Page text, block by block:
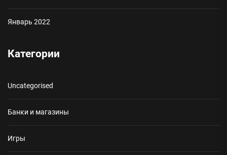
Январь 2022
Категории
Uncategorised
Банки и магазины
Игры